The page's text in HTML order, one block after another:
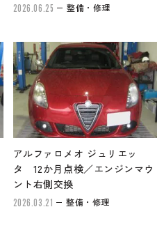
2026.06.25 整備・修理
アルファロメオ ジュリエッ
タ 12か月点検／エンジンマウ
ント右側交換
2026.03.21 整備・修理